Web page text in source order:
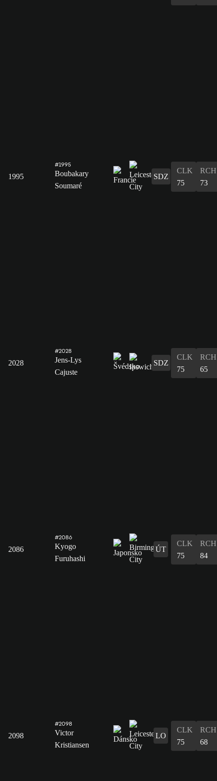
1995
#1995
Boubakary
Soumaré
SDZ
CLK
75
RCH
73
2028
#2028
Jens-Lys
Cajuste
SDZ
CLK
75
RCH
65
2086
#2086
Kyogo
Furuhashi
ÚT
CLK
75
RCH
84
2098
#2098
Victor
Kristiansen
LO
CLK
75
RCH
68